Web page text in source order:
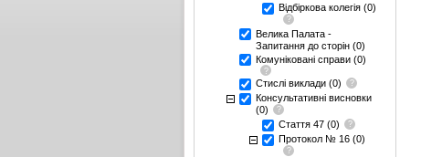
Відбіркова колегія (0)
Велика Палата -
Запитання до сторін (0)
Комуніковані справи (0)
Стислі виклади (0)
Консультативні висновки
(0)
Стаття 47 (0)
Протокол № 16 (0)